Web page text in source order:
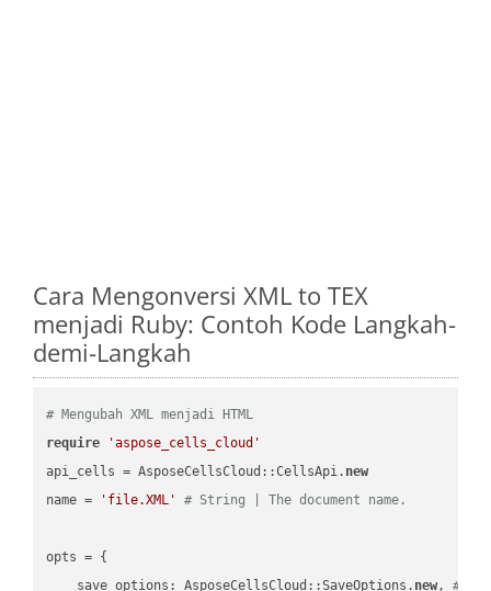
Cara Mengonversi XML to TEX
menjadi Ruby: Contoh Kode Langkah-
demi-Langkah
# Mengubah XML menjadi HTML
require
'aspose_cells_cloud'
api_cells = AsposeCellsCloud::CellsApi. new
name =
'file.XML' # String | The document name.
opts = {
    save_options: AsposeCellsCloud::SaveOptions.
new, #